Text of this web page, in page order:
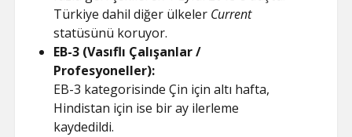
Türkiye dahil diğer ülkeler Current
statüsünü koruyor.
EB-3 (Vasıflı Çalışanlar /
Profesyoneller):
EB-3 kategorisinde Çin için altı hafta,
Hindistan için ise bir ay ilerleme
kaydedildi.